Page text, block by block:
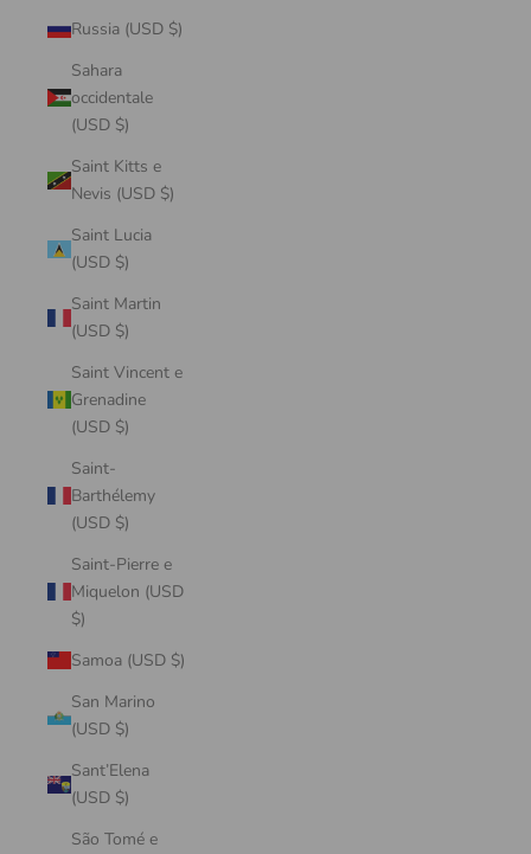
Russia (USD $)
Sahara
occidentale
(USD $)
Saint Kitts e
Nevis (USD $)
Saint Lucia
(USD $)
Saint Martin
(USD $)
Saint Vincent e
Grenadine
(USD $)
Saint-
Barthélemy
(USD $)
Saint-Pierre e
Miquelon (USD
$)
Samoa (USD $)
San Marino
(USD $)
Sant’Elena
(USD $)
São Tomé e